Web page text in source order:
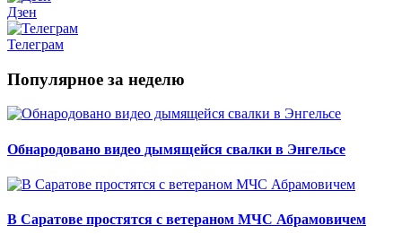
Дзен
Телеграм
Популярное за неделю
Обнародовано видео дымящейся свалки в Энгельсе
В Саратове простятся с ветераном МЧС Абрамовичем